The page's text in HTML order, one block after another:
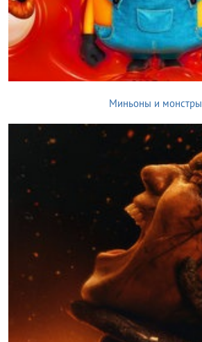
Миньоны и монстры